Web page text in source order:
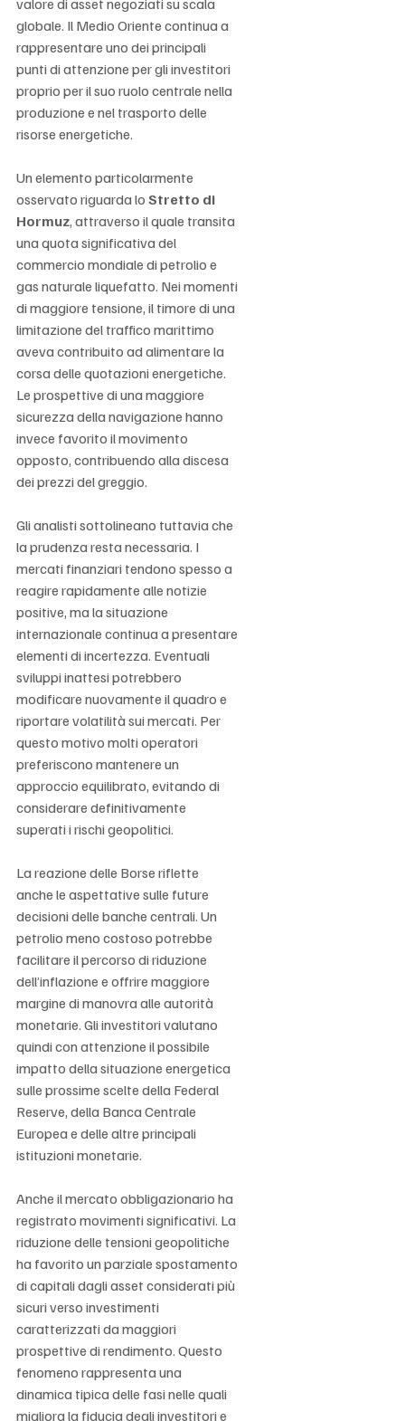
globale. Il Medio Oriente continua a
rappresentare uno dei principali
punti di attenzione per gli investitori
proprio per il suo ruolo centrale nella
produzione e nel trasporto delle
risorse energetiche.
Un elemento particolarmente
osservato riguarda lo Stretto di
Hormuz, attraverso il quale transita
una quota significativa del
commercio mondiale di petrolio e
gas naturale liquefatto. Nei momenti
di maggiore tensione, il timore di una
limitazione del traffico marittimo
aveva contribuito ad alimentare la
corsa delle quotazioni energetiche.
Le prospettive di una maggiore
sicurezza della navigazione hanno
invece favorito il movimento
opposto, contribuendo alla discesa
dei prezzi del greggio.
Gli analisti sottolineano tuttavia che
la prudenza resta necessaria. I
mercati finanziari tendono spesso a
reagire rapidamente alle notizie
positive, ma la situazione
internazionale continua a presentare
elementi di incertezza. Eventuali
sviluppi inattesi potrebbero
modificare nuovamente il quadro e
riportare volatilità sui mercati. Per
questo motivo molti operatori
preferiscono mantenere un
approccio equilibrato, evitando di
considerare definitivamente
superati i rischi geopolitici.
La reazione delle Borse riflette
anche le aspettative sulle future
decisioni delle banche centrali. Un
petrolio meno costoso potrebbe
facilitare il percorso di riduzione
dell’inflazione e offrire maggiore
margine di manovra alle autorità
monetarie. Gli investitori valutano
quindi con attenzione il possibile
impatto della situazione energetica
sulle prossime scelte della Federal
Reserve, della Banca Centrale
Europea e delle altre principali
istituzioni monetarie.
Anche il mercato obbligazionario ha
registrato movimenti significativi. La
riduzione delle tensioni geopolitiche
ha favorito un parziale spostamento
di capitali dagli asset considerati più
sicuri verso investimenti
caratterizzati da maggiori
prospettive di rendimento. Questo
fenomeno rappresenta una
dinamica tipica delle fasi nelle quali
migliora la fiducia degli investitori e